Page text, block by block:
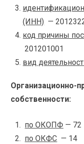
(ИНН) —
код причины
201201001
вид
Организационно-
собственности:
по ОКОПФ — 72
по ОКФС — 14